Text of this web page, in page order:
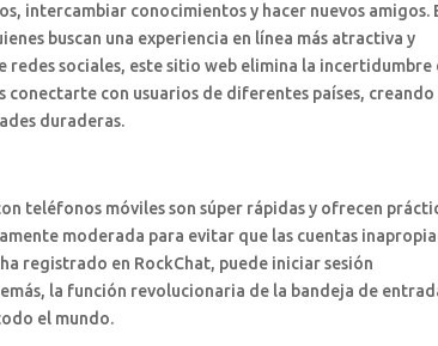
intercambiar conocimientos y hacer nuevos amigos.
buscan una experiencia en línea más atractiva y
sociales, este sitio web elimina la incertidumbre
conectarte con usuarios de diferentes países, creando
duraderas.
teléfonos móviles son súper rápidas y ofrecen
moderada para evitar que las cuentas
registrado en RockChat, puede iniciar sesión
la función revolucionaria de la bandeja de
el mundo.